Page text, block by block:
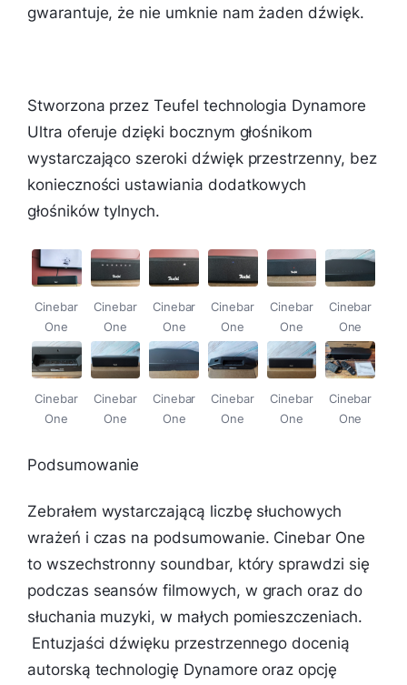
gwarantuje, że nie umknie nam żaden dźwięk.
Stworzona przez Teufel technologia Dynamore
Ultra oferuje dzięki bocznym głośnikom
wystarczająco szeroki dźwięk przestrzenny, bez
konieczności ustawiania dodatkowych
głośników tylnych.
Cinebar
One
Cinebar
One
Cinebar
One
Cinebar
One
Cinebar
One
Cinebar
One
Cinebar
One
Cinebar
One
Cinebar
One
Cinebar
One
Cinebar
One
Cinebar
One
Podsumowanie
Zebrałem wystarczającą liczbę słuchowych
wrażeń i czas na podsumowanie. Cinebar One
to wszechstronny soundbar, który sprawdzi się
podczas seansów filmowych, w grach oraz do
słuchania muzyki, w małych pomieszczeniach.
Entuzjaści dźwięku przestrzennego docenią
autorską technologię Dynamore oraz opcję